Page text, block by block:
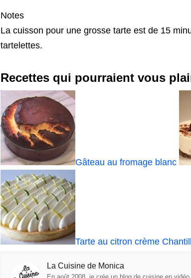
Notes
La cuisson pour une grosse tarte est de 15
tartelettes.
Recettes qui pourraient vous
Gâteau au fromage blanc
Tarte au citron crème
La Cuisine de Monica